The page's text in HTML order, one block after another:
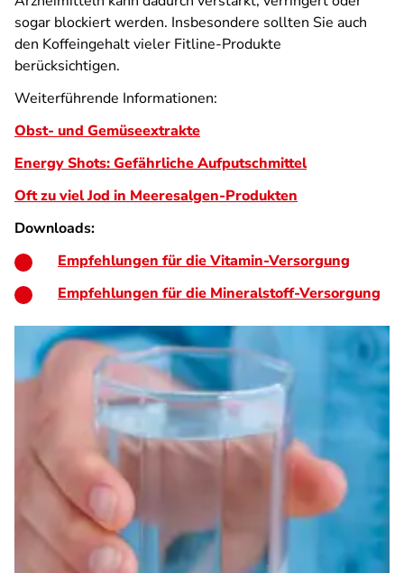
sogar blockiert werden. Insbesondere sollten Sie auch
den Koffeingehalt vieler Fitline-Produkte
berücksichtigen.
Weiterführende Informationen:
Obst- und Gemüseextrakte
Energy Shots: Gefährliche Aufputschmittel
Oft zu viel Jod in Meeresalgen-Produkten
Downloads:
Empfehlungen für die Vitamin-Versorgung
Empfehlungen für die Mineralstoff-Versorgung